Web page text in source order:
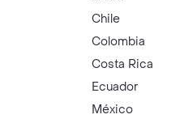
Chile
Colombia
Costa Rica
Ecuador
México